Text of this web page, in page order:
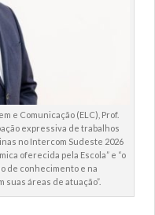
e Comunicação (ELC), Prof.
expressiva de trabalhos
no Intercom Sudeste 2026
oferecida pela Escola” e “o
de conhecimento e na
áreas de atuação”.